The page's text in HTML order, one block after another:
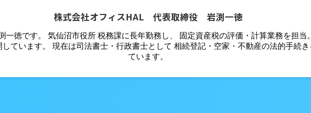
株式会社オフィスHAL 代表取締役 岩渕一徳
一徳です。 気仙沼市役所 税務課に長年勤務し、 固定資産税の評価・計算業務を担当
ています。 現在は司法書士・行政書士として 相続登記・空家・不動産の法的手続
ています。